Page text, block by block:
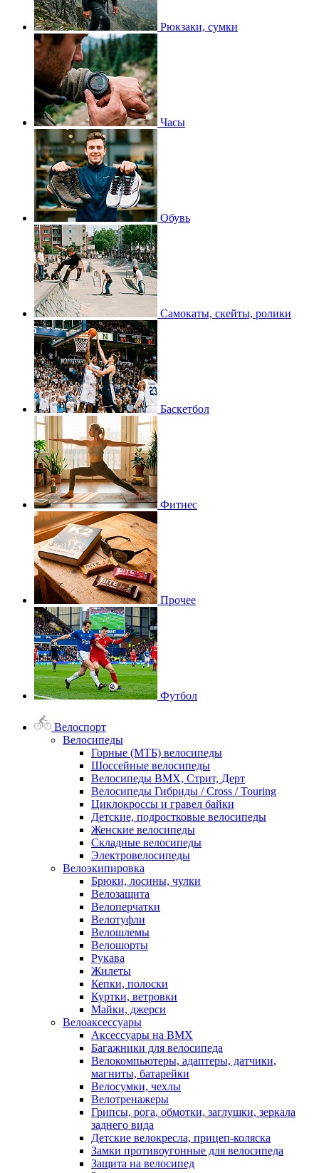
Рюкзаки, сумки
Часы
Обувь
Самокаты, скейты, ролики
Баскетбол
Фитнес
Прочее
Футбол
Велоспорт
Велосипеды
Горные (МТБ) велосипеды
Шоссейные велосипеды
Велосипеды BMX, Стрит, Дерт
Велосипеды Гибриды / Cross / Touring
Циклокроссы и гравел байки
Детские, подростковые велосипеды
Женские велосипеды
Складные велосипеды
Электровелосипеды
Велоэкипировка
Брюки, лосины, чулки
Велозащита
Велоперчатки
Велотуфли
Велошлемы
Велошорты
Рукава
Жилеты
Кепки, полоски
Куртки, ветровки
Майки, джерси
Велоаксессуары
Аксессуары на BMX
Багажники для велосипеда
Велокомпьютеры, адаптеры, датчики,
магниты, батарейки
Велосумки, чехлы
Велотренажеры
Грипсы, рога, обмотки, заглушки, зеркала
заднего вида
Детские велокресла, прицеп-коляска
Замки противоугонные для велосипеда
Защита на велосипед